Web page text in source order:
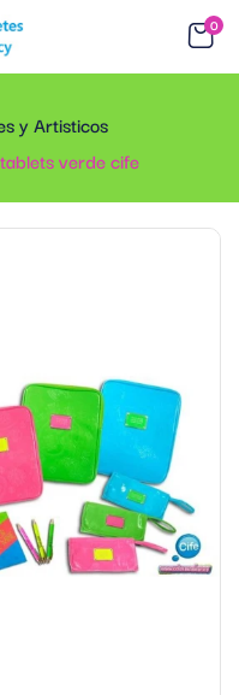
0
y Artisticos
verde cife